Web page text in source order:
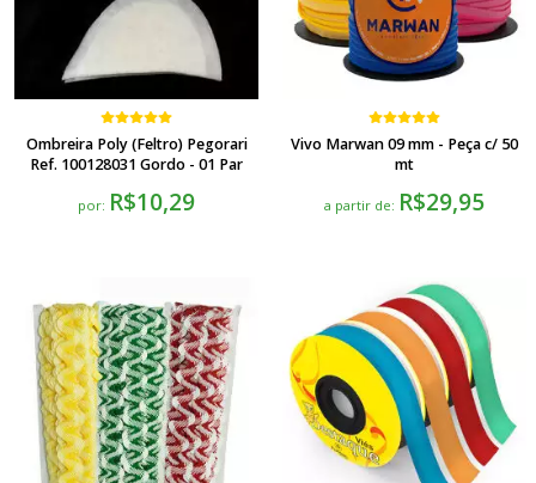
Ombreira Poly (Feltro) Pegorari
Ref. 100128031 Gordo - 01 Par
por: R$10,29
Vivo Marwan 09 mm - Peça c/ 50
mt
a partir de: R$29,95